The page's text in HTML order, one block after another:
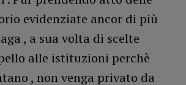
evidenziate ancor di più
, a sua volta di scelte
alle istituzioni perchè
, non venga privato da